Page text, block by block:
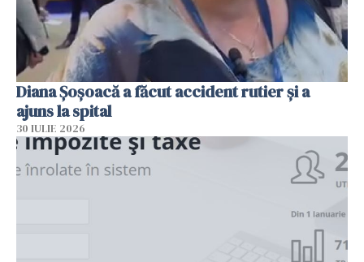
Diana Șoșoacă a făcut accident rutier și a
ajuns la spital
30 IULIE 2026